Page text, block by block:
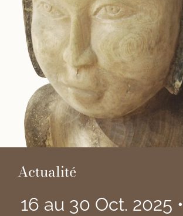
Actualité
16 au 30 Oct. 2025 •